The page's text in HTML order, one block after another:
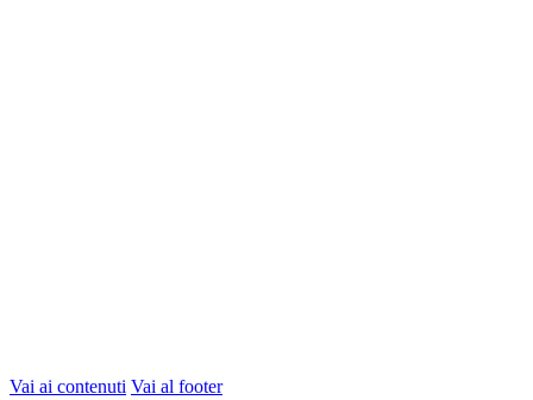
Vai ai contenuti Vai al footer